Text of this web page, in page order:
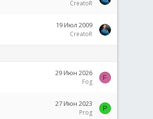
CreatoR
19 Июл 2009
CreatoR
29 Июн 2026
Fog
F
27 Июн 2023
Prog
P